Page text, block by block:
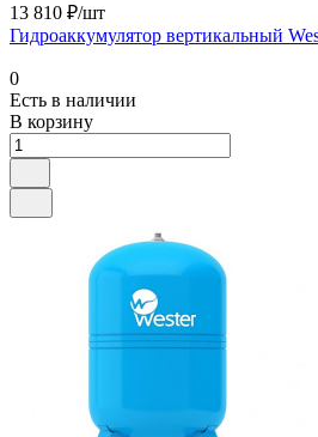
13 810 ₽/шт
Гидроаккумулятор вертикальный
0
Есть в наличии
В корзину